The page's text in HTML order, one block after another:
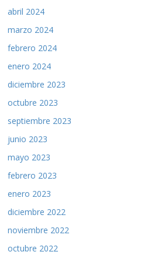
abril 2024
marzo 2024
febrero 2024
enero 2024
diciembre 2023
octubre 2023
septiembre 2023
junio 2023
mayo 2023
febrero 2023
enero 2023
diciembre 2022
noviembre 2022
octubre 2022